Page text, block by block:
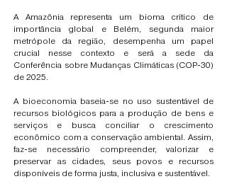
A Amazônia representa um bioma crítico de
importância global e Belém, segunda maior
metrópole da região, desempenha um papel
crucial nesse contexto e será a sede da
Conferência sobre Mudanças Climáticas (COP-30)
de 2025.
A bioeconomia baseia-se no uso sustentável de
recursos biológicos para a produção de bens e
serviços e busca conciliar o crescimento
econômico com a conservação ambiental. Assim,
faz-se necessário compreender, valorizar e
preservar as cidades, seus povos e recursos
disponíveis de forma justa, inclusiva e sustentável.